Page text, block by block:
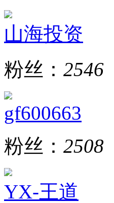
山海投资
粉丝： 2546
gf600663
粉丝： 2508
YX-王道